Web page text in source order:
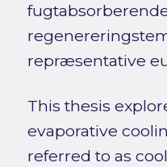
repræsentative
This thesis
evaporative
referred to as